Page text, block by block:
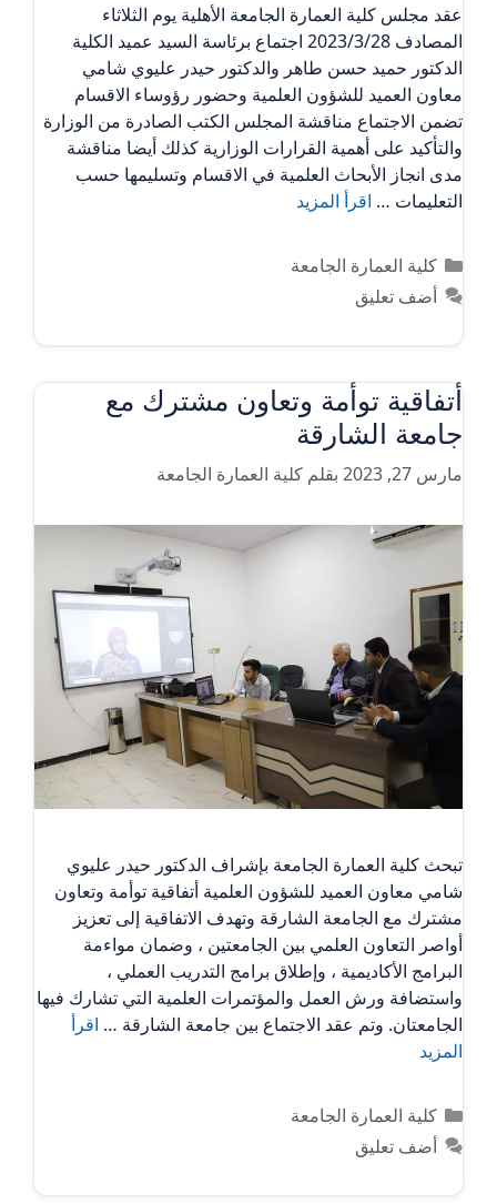
عقد مجلس كلية العمارة الجامعة الأهلية يوم الثلاثاء
المصادف 2023/3/28 اجتماع برئاسة السيد عميد الكلية
الدكتور حميد حسن طاهر والدكتور حيدر عليوي شامي
معاون العميد للشؤون العلمية وحضور رؤوساء الاقسام
تضمن الاجتماع مناقشة المجلس الكتب الصادرة من الوزارة
والتأكيد على أهمية القرارات الوزارية كذلك أيضا مناقشة
مدى انجاز الأبحاث العلمية في الاقسام وتسليمها حسب
التعليمات … اقرأ المزيد
التصنيفات
كلية العمارة الجامعة
أضف تعليق
أتفاقية توأمة وتعاون مشترك مع
جامعة الشارقة
مارس 27, 2023 بقلم كلية العمارة الجامعة
تبحث كلية العمارة الجامعة بإشراف الدكتور حيدر عليوي
شامي معاون العميد للشؤون العلمية أتفاقية توأمة وتعاون
مشترك مع الجامعة الشارقة وتهدف الاتفاقية إلى تعزيز
أواصر التعاون العلمي بين الجامعتين ، وضمان مواءمة
البرامج الأكاديمية ، وإطلاق برامج التدريب العملي ،
واستضافة ورش العمل والمؤتمرات العلمية التي تشارك فيها
الجامعتان. وتم عقد الاجتماع بين جامعة الشارقة … اقرأ
المزيد
التصنيفات
كلية العمارة الجامعة
أضف تعليق